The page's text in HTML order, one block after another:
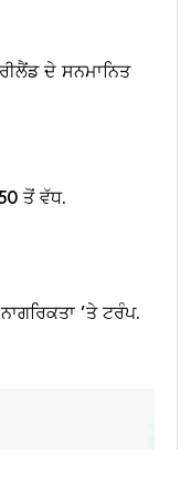
ਦੇ ਸਨਮਾਨਿਤ
ਤੋਂ ਵੱਧ.
’ਤੇ ਟਰੰਪ.